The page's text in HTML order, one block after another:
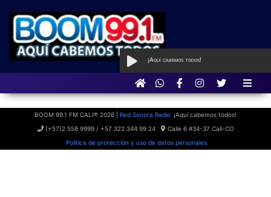
cabemos todos
¡Aquí cabemos todos!
BOOM 99.1 FM CALI® 2026 | Red Sonora Radio ¡Aquí cabemos todos!
(+57)2 558 9999 / +57 322 344 99 24
Calle 6 #34-37 Cali-CO
Política de protección y uso de datos personales